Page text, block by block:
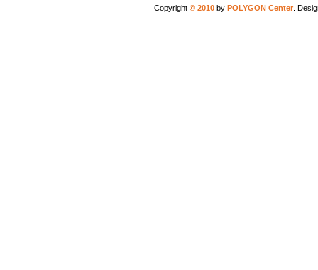
Copyright © 2010 by POLYGON Center .